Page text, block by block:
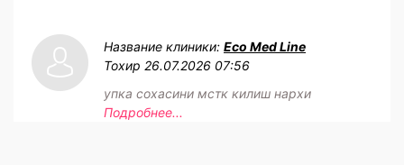
Название клиники: Eco Med Line
Тохир 26.07.2026 07:56
упка сохасини мстк килиш нархи
Подробнее...